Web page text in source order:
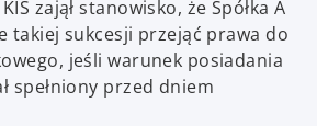
zajął stanowisko, że Spółka A
takiej sukcesji przejąć prawa do
jeśli warunek posiadania
spełniony przed dniem